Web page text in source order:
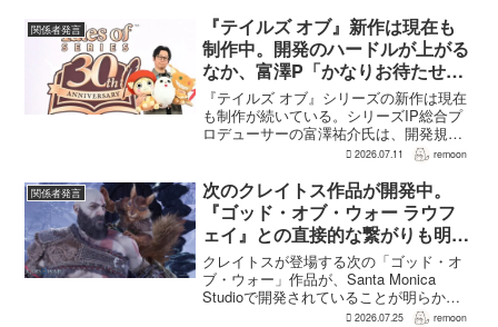
追加される12種類のユニークダンジョン
「忘れられた試...
関係者発言
『テイルズ オブ』新作は現在も
制作中。開発のハードルが上がる
なか、富澤P「かなりお待たせし
てしまっている」
『テイルズ オブ』シリーズの新作は現在
も制作が続いている。シリーズIP総合プ
ロデューサーの富澤祐介氏は、開発規模
感も含めてハードルが上がっており、
のが実状」と説明した。具体的な情報は
まだ伝えられないものの...
2026.07.11 remoon
関係者発言
次のクレイトス作品が開発中。
『ゴッド・オブ・ウォー ラウフ
ェイ』との直接的な繋がりも明ら
かに
クレイトスが登場する次の「ゴッド・オ
ブ・ウォー」作品が、Santa Monica
Studioで開発されていることが明らかに
なった。次回作は、フェイを主人公とす
2026.07.25 remoon